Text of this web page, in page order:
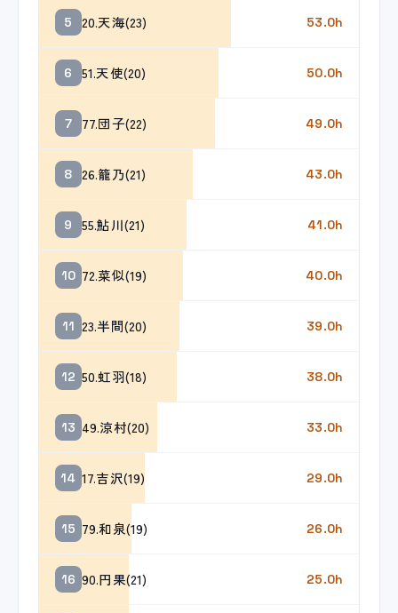
5 20.天海(23) 53.0h
6 51.天使(20) 50.0h
7 77.団子(22) 49.0h
8 26.籠乃(21) 43.0h
9 55.鮎川(21) 41.0h
10 72.菜似(19) 40.0h
11 23.半間(20) 39.0h
12 50.虹羽(18) 38.0h
13 49.涼村(20) 33.0h
14 17.吉沢(19) 29.0h
15 79.和泉(19) 26.0h
16 90.円果(21) 25.0h